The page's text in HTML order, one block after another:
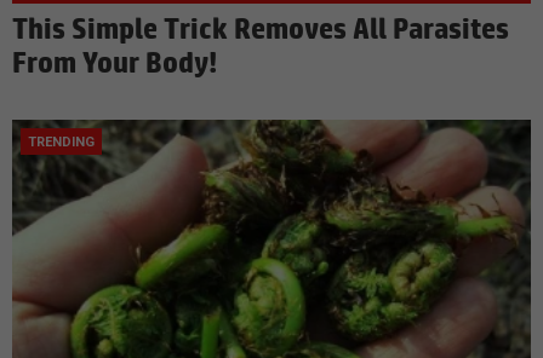
This Simple Trick Removes All Parasites
From Your Body!